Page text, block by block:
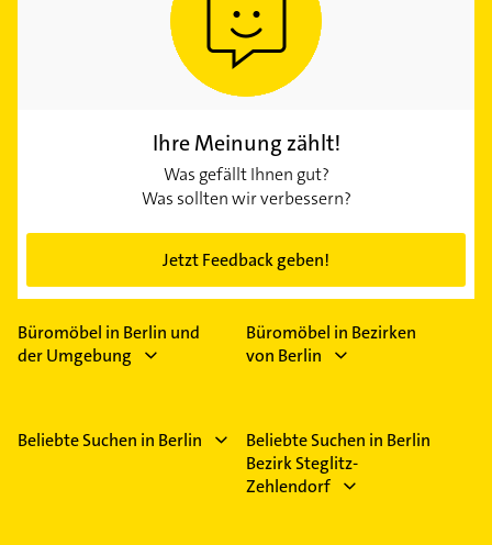
Ihre Meinung zählt!
Was gefällt Ihnen gut?
Was sollten wir verbessern?
Jetzt Feedback geben!
Büromöbel in Berlin und
der Umgebung
Büromöbel in Bezirken
von Berlin
Beliebte Suchen in Berlin
Beliebte Suchen in Berlin
Bezirk Steglitz-
Zehlendorf